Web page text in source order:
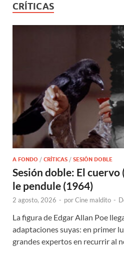
CRÍTICAS
A FONDO / CRÍTICAS / SESIÓN DOBLE
Sesión doble: El
le pendule (1964)
2 agosto, 2026 - porCine maldito -
La figura de Edgar Allan Poe
adaptaciones suyas: en primer
grandes expertos en recurrir al